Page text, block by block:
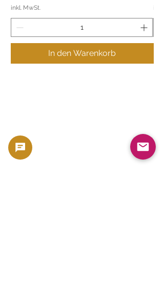
inkl. MwSt.
In den Warenkorb